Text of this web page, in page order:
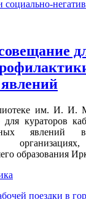
им. И. И.
кураторов
явлений
образования